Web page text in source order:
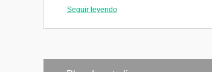
La carrera de Periodismo
Seguir leyendo